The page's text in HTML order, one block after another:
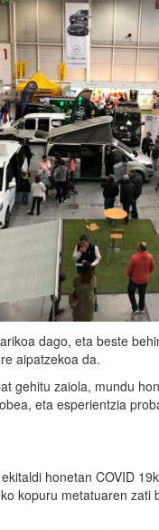
dago, eta beste
aipatzekoa da.
gehitu zaiola, mundu
eta esperientzia
honetan COVID
kopuru metatuaren zati